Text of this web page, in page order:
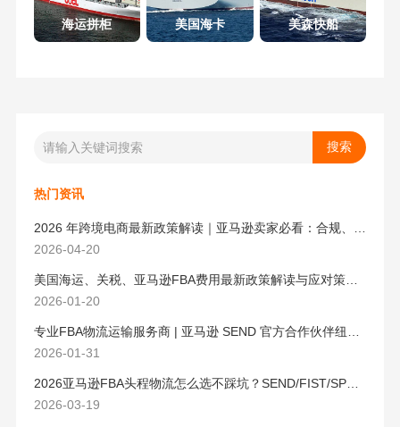
海运拼柜 美国海卡 美森快船
热门资讯
2026-04-20
美国海运、关税、亚马逊FBA费用最新政策解读与应对策略（2026版）
2026-01-20
2026-01-31
2026亚马逊FBA头程物流怎么选不踩坑？SEND/FIST/SPN官方认证物流商，只有这家敢承诺“准达率第一”
2026-03-19